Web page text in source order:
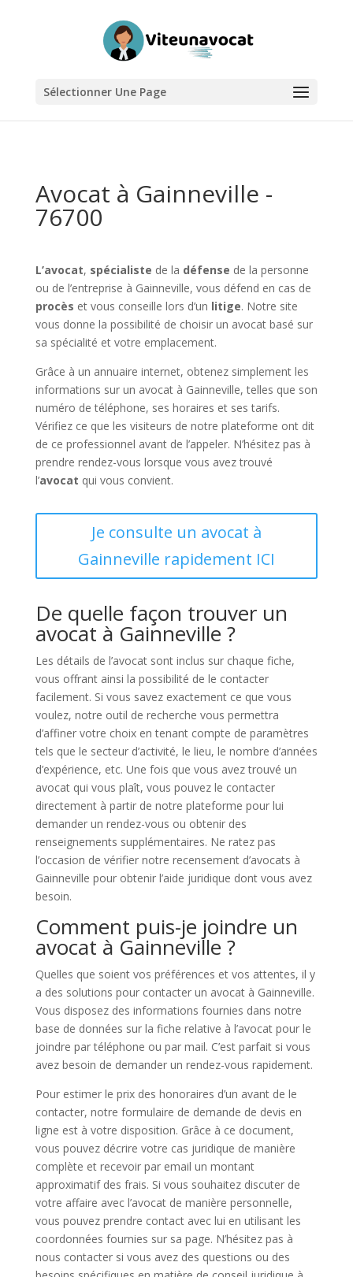
Sélectionner Une Page
Avocat à Gainneville -
76700
L’avocat, spécialiste de la défense de la personne
ou de l’entreprise à Gainneville, vous défend en cas de
procès et vous conseille lors d’un litige. Notre site
vous donne la possibilité de choisir un avocat basé sur
sa spécialité et votre emplacement.
Grâce à un annuaire internet, obtenez simplement les
informations sur un avocat à Gainneville, telles que son
numéro de téléphone, ses horaires et ses tarifs.
Vérifiez ce que les visiteurs de notre plateforme ont dit
de ce professionnel avant de l’appeler. N’hésitez pas à
prendre rendez-vous lorsque vous avez trouvé
l’avocat qui vous convient.
Je consulte un avocat à
Gainneville rapidement ICI
De quelle façon trouver un
avocat à Gainneville ?
Les détails de l’avocat sont inclus sur chaque fiche,
vous offrant ainsi la possibilité de le contacter
facilement. Si vous savez exactement ce que vous
voulez, notre outil de recherche vous permettra
d’affiner votre choix en tenant compte de paramètres
tels que le secteur d’activité, le lieu, le nombre d’années
d’expérience, etc. Une fois que vous avez trouvé un
avocat qui vous plaît, vous pouvez le contacter
directement à partir de notre plateforme pour lui
demander un rendez-vous ou obtenir des
renseignements supplémentaires. Ne ratez pas
l’occasion de vérifier notre recensement d’avocats à
Gainneville pour obtenir l’aide juridique dont vous avez
besoin.
Comment puis-je joindre un
avocat à Gainneville ?
Quelles que soient vos préférences et vos attentes, il y
a des solutions pour contacter un avocat à Gainneville.
Vous disposez des informations fournies dans notre
base de données sur la fiche relative à l’avocat pour le
joindre par téléphone ou par mail. C’est parfait si vous
avez besoin de demander un rendez-vous rapidement.
Pour estimer le prix des honoraires d’un avant de le
contacter, notre formulaire de demande de devis en
ligne est à votre disposition. Grâce à ce document,
vous pouvez décrire votre cas juridique de manière
complète et recevoir par email un montant
approximatif des frais. Si vous souhaitez discuter de
votre affaire avec l’avocat de manière personnelle,
vous pouvez prendre contact avec lui en utilisant les
coordonnées fournies sur sa page. N’hésitez pas à
nous contacter si vous avez des questions ou des